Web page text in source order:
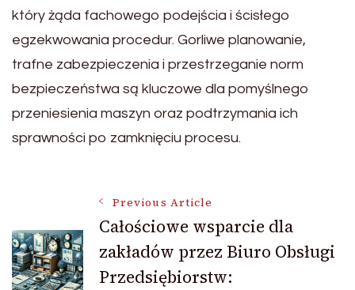
który żąda fachowego podejścia i ścisłego
egzekwowania procedur. Gorliwe planowanie,
trafne zabezpieczenia i przestrzeganie norm
bezpieczeństwa są kluczowe dla pomyślnego
przeniesienia maszyn oraz podtrzymania ich
sprawności po zamknięciu procesu.
Navigation
Previous Article
Całościowe wsparcie dla
zakładów przez Biuro Obsługi
Przedsiębiorstw: